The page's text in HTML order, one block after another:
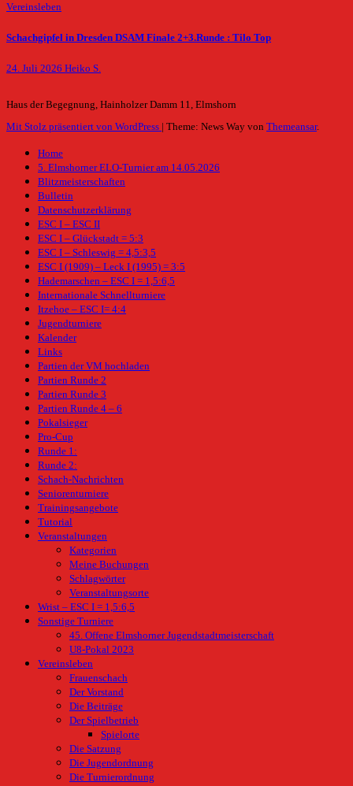
Vereinsleben
Schachgipfel in Dresden DSAM Finale 2+3.Runde : Tilo Top
24. Juli 2026 Heiko S.
Haus der Begegnung, Hainholzer Damm 11, Elmshorn
Mit Stolz präsentiert von WordPress
Theme: News Way von Themeansar.
Home
5. Elmshorner ELO-Turnier am 14.05.2026
Blitzmeisterschaften
Bulletin
Datenschutzerklärung
ESC I – ESC II
ESC I – Glückstadt = 5:3
ESC I – Schleswig = 4,5:3,5
ESC I (1909) – Leck I (1995) = 3:5
Hademarschen – ESC I = 1,5:6,5
Internationale Schnellturniere
Itzehoe – ESC I= 4:4
Jugendturniere
Kalender
Links
Partien der VM hochladen
Partien Runde 2
Partien Runde 3
Partien Runde 4 – 6
Pokalsieger
Pro-Cup
Runde 1:
Runde 2:
Schach-Nachrichten
Seniorenturniere
Trainingsangebote
Tutorial
Veranstaltungen
Kategorien
Meine Buchungen
Schlagwörter
Veranstaltungsorte
Wrist – ESC I = 1,5:6,5
Sonstige Turniere
45. Offene Elmshorner Jugendstadtmeisterschaft
U8-Pokal 2023
Vereinsleben
Frauenschach
Der Vorstand
Die Beiträge
Der Spielbetrieb
Spielorte
Die Satzung
Die Jugendordnung
Die Turnierordnung